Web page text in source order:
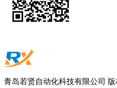
青岛若贤自动化科技有限公司